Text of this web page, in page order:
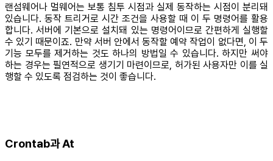
랜섬웨어나 멀웨어는 보통 침투 시점과 실제 동작하는 시점이 분리돼
있습니다. 동작 트리거로 시간 조건을 사용할 때 이 두 명령어를 활용
합니다. 서버에 기본으로 설치돼 있는 명령어이므로 간편하게 실행할
수 있기 때문이죠. 만약 서버 안에서 동작할 예약 작업이 없다면, 이 두
기능 모두를 제거하는 것도 하나의 방법일 수 있습니다. 하지만 써야
하는 경우는 필연적으로 생기기 마련이므로, 허가된 사용자만 이를 실
행할 수 있도록 점검하는 것이 좋습니다.
Crontab과 At